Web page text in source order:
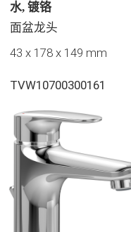
水, 镀铬
面盆龙头
43 x 178 x 149 mm
TVW10700300161